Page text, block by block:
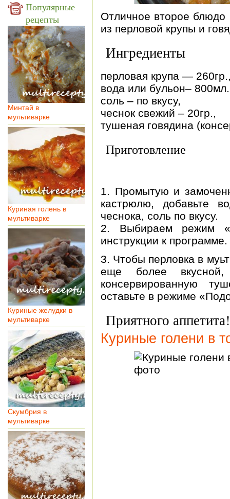
Популярные
рецепты
Минтай в
мультиварке
Куриная голень в
мультиварке
Куриные желудки в
мультиварке
Скумбрия в
мультиварке
Отличное второе блюдо
из перловой крупы и
Ингредиенты
перловая крупа —
вода или бульон–
соль – по вкусу,
чеснок свежий – 20гр.,
тушеная говядина
Приготовление
1. Промытую и
кастрюлю, добавьте
чеснока, соль по вкусу.
2. Выбираем режим
инструкции к программе.
3. Чтобы перловка в
еще более
консервированную
оставьте в режиме
Приятного аппетита!
Куриные голени в